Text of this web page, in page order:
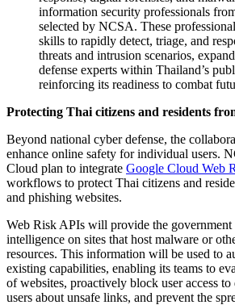
information security professionals
selected by NCSA. These
skills to rapidly detect, triage, and
threats and intrusion scenarios,
defense experts within Thailand’s
reinforcing its readiness to combat
Protecting Thai citizens and residents
Beyond national cyber defense, the
enhance online safety for individual users.
Cloud plan to integrate Google Cloud Web
workflows to protect Thai citizens and
and phishing websites.
Web Risk APIs will provide the
intelligence on sites that host malware or
resources. This information will be used to
existing capabilities, enabling its teams to
of websites, proactively block user access
users about unsafe links, and prevent the